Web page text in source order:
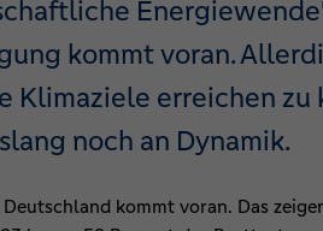
kommt voran.
erreichen zu
noch an Dynamik.
kommt voran. Das